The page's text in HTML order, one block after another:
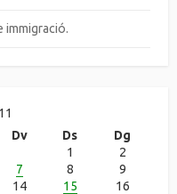
immigració.
Dv Ds
Dg
1
2
7 8
9
14 15
16